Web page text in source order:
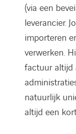
(via een
leverancier.
importeren
verwerken.
factuur altijd
natuurlijk
altijd een